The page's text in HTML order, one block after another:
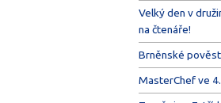
Velký den v
na čtenáře!
Brněnské
MasterChef ve